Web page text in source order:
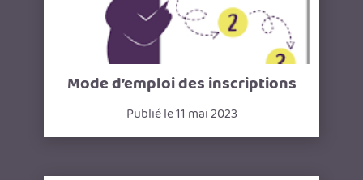
Mode d’emploi des inscriptions
Publié le 11 mai 2023